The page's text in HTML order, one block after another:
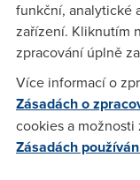
Počkej na skončení
Jestli přestaneš
ti to za to stát
Ja(12.5.2004
funkční, analytické
zařízení. Kliknutím
zpracování úplně
Více informací o
Zásadách o
cookies a
Zásadách